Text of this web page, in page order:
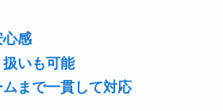
感
いも可能
まで一貫して対応